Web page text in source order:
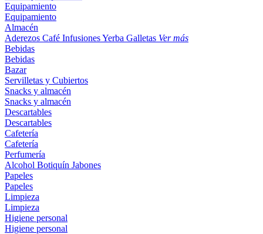
Equipamiento
Equipamiento
Almacén
Aderezos Café InfusionesYerba Galletas Ver más
Bebidas
Bebidas
Bazar
Servilletas y Cubiertos
Snacks y almacén
Snacks y almacén
Descartables
Descartables
Cafetería
Cafetería
Perfumería
Alcohol Botiquín Jabones
Papeles
Papeles
Limpieza
Limpieza
Higiene personal
Higiene personal